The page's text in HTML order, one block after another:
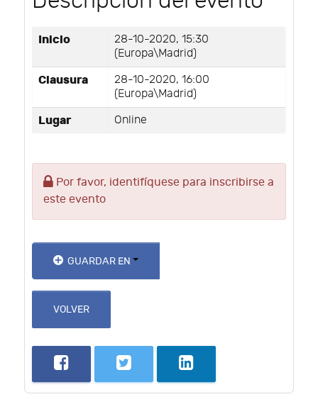
Inicio
28-10-2020, 15:30
(Europa\Madrid)
Clausura
28-10-2020, 16:00
(Europa\Madrid)
Lugar Online
Por favor, identifíquese para inscribirse a
este evento
GUARDAR EN
VOLVER